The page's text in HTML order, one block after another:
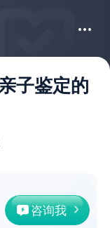
子鉴定的
咨询我